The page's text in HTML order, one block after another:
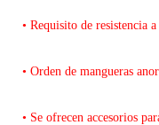
• Requisito de resistencia
• Orden de mangueras
• Se ofrecen accesorios